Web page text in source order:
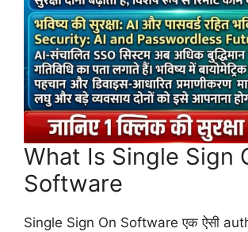
What Is Single Sign
Software
Single Sign On Software एक ऐसी